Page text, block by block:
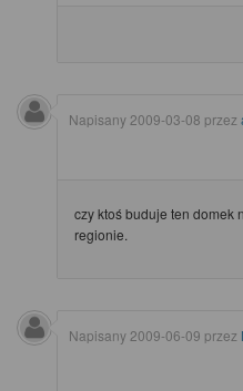
Napisany2009-03-08 przez
czy ktoś buduje ten domek
regionie.
Napisany2009-06-09 przez